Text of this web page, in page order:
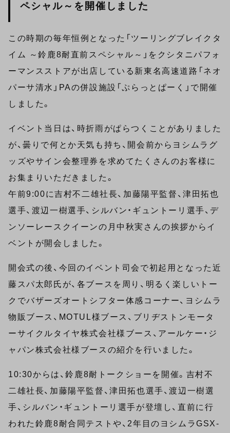
ペシャル～を開催しました
この時期の毎年恒例となった「ツーリングブレイクタ
イム ～鈴鹿8耐直前スペシャル～」をクシタニパフォ
ーマンスストアが出店している新東名高速道路「ネオ
パーサ清水」PAの併設施設「ぷらっとぱーく」で開催
しました。
イベント当日は、時折雨がぱらつくことがありました
が、曇りで何とか天気も持ち、開会前からヨシムラグ
ッズやサイン会整理券を求めてたくさんのお客様に
お集まりいただきました。
午前9:00に吉村不二雄社長、加藤陽平監督、津田拓也
選手、渡辺一樹選手、シルバン・ギュントーリ選手、デ
ンソーレースクイーンの月中秋実さんの挨拶からイ
ベントが開会しました。
開会式の後、今回のイベント司会で初起用となった近
藤スパ太郎氏が、各ブースを周り、明るく楽しいトー
クでバザーズオートシフター体感コーナー、ヨシムラ
物販ブース、MOTUL様ブース、ブリヂストンモータ
ーサイクルタイヤ株式会社様ブース、アールケー・ジ
ャパン株式会社様ブースの紹介を行いました。
10:30からは、鈴鹿8耐トークショーを開催。吉村不
二雄社長、加藤陽平監督、津田拓也選手、渡辺一樹選
手、シルバン・ギュントーリ選手が登壇し、直前に行
われた鈴鹿8耐合同テストや、2年目のヨシムラGSX-